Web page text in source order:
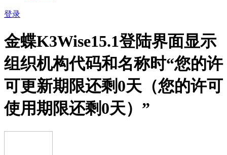
登录
金蝶K3Wise15.1登陆界面显示
组织机构代码和名称时“您的许
可更新期限还剩0天（您的许可
使用期限还剩0天）”